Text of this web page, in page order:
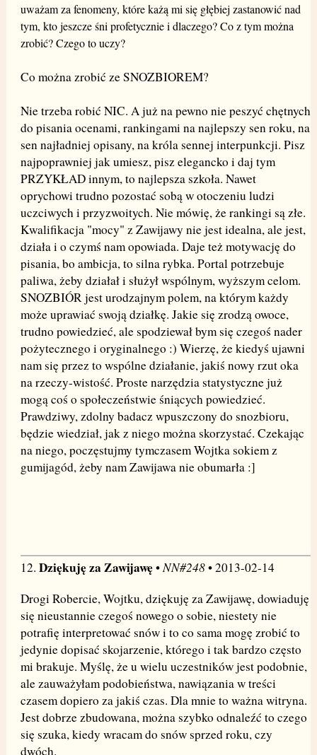
uważam za fenomeny, które każą mi się głębiej zastanowić nad
tym, kto jeszcze śni profetycznie i dlaczego? Co z tym można
zrobić? Czego to uczy?
Co można zrobić ze SNOZBIOREM?
Nie trzeba robić NIC. A już na pewno nie peszyć chętnych
do pisania ocenami, rankingami na najlepszy sen roku, na
sen najładniej opisany, na króla sennej interpunkcji. Pisz
najpoprawniej jak umiesz, pisz elegancko i daj tym
PRZYKŁAD innym, to najlepsza szkoła. Nawet
oprychowi trudno pozostać sobą w otoczeniu ludzi
uczciwych i przyzwoitych. Nie mówię, że rankingi są złe.
Kwalifikacja "mocy" z Zawijawy nie jest idealna, ale jest,
działa i o czymś nam opowiada. Daje też motywację do
pisania, bo ambicja, to silna rybka. Portal potrzebuje
paliwa, żeby działał i służył wspólnym, wyższym celom.
SNOZBIÓR jest urodzajnym polem, na którym każdy
może uprawiać swoją działkę. Jakie się zrodzą owoce,
trudno powiedzieć, ale spodziewał bym się czegoś nader
pożytecznego i oryginalnego :) Wierzę, że kiedyś ujawni
nam się przez to wspólne działanie, jakiś nowy rzut oka
na rzeczy-wistość. Proste narzędzia statystyczne już
mogą coś o społeczeństwie śniących powiedzieć.
Prawdziwy, zdolny badacz wpuszczony do snozbioru,
będzie wiedział, jak z niego można skorzystać. Czekając
na niego, poczęstujmy tymczasem Wojtka sokiem z
gumijagód, żeby nam Zawijawa nie obumarła :]
12. Dziękuję za Zawijawę• NN#248• 2013-02-14
Drogi Robercie, Wojtku, dziękuję za Zawijawę, dowiaduję
się nieustannie czegoś nowego o sobie, niestety nie
potrafię interpretować snów i to co sama mogę zrobić to
jedynie dopisać skojarzenie, którego i tak bardzo często
mi brakuje. Myślę, że u wielu uczestników jest podobnie,
ale zauważyłam podobieństwa, nawiązania w treści
czasem dopiero za jakiś czas. Dla mnie to ważna witryna.
Jest dobrze zbudowana, można szybko odnaleźć to czego
się szuka, kiedy wracam do snów sprzed roku, czy
dwóch.